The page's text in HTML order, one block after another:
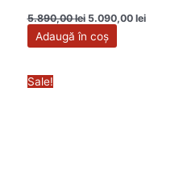
5.890,00lei 5.090,00 lei
Adaugă în coș
Sale!